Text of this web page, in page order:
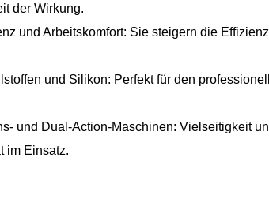
der Wirkung.
und Arbeitskomfort: Sie steigern die
und Silikon: Perfekt für den
und Dual-Action-Maschinen: Vielseitigkeit
im Einsatz.